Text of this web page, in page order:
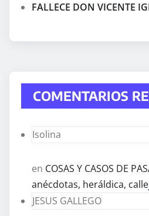
FALLECE DON VICENTE
COMENTARIOS
Isolina
en COSAS Y CASOS DE
anécdotas, heráldica,
JESUS GALLEGO